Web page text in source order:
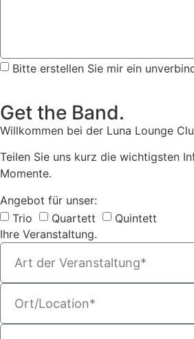
Bitte erstellen Sie mir ein
Get the Band.
Willkommen bei der Luna Lounge
Teilen Sie uns kurz die wichtigsten
Momente.
Angebot für unser:
Trio
Quartett
Quintett
Ihre Veranstaltung.